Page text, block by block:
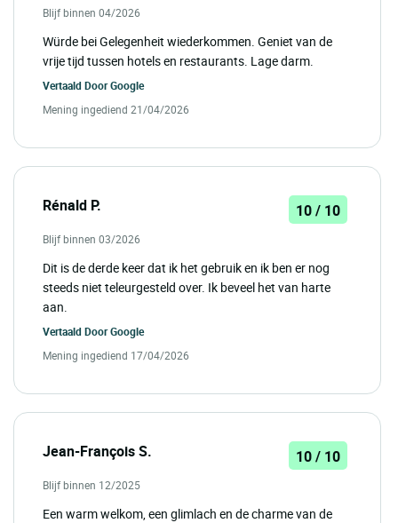
Blijf binnen 04/2026
Würde bei Gelegenheit wiederkommen. Geniet van de
vrije tijd tussen hotels en restaurants. Lage darm.
Vertaald DoorGoogle
Mening ingediend 21/04/2026
Rénald P. 10 / 10
Blijf binnen 03/2026
Dit is de derde keer dat ik het gebruik en ik ben er nog
steeds niet teleurgesteld over. Ik beveel het van harte
aan.
Vertaald DoorGoogle
Mening ingediend 17/04/2026
Jean-François S. 10 / 10
Blijf binnen 12/2025
Een warm welkom, een glimlach en de charme van de